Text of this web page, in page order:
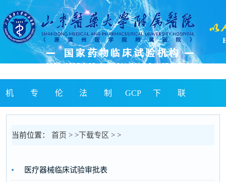
机 专
绍
伦
员
法
规
制
SOP
GCP 下 联
当前位置： 首页 > > 下载专区 > >
医疗器械临床试验审批表